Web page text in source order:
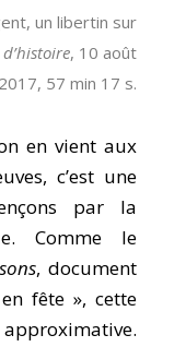
un libertin sur
, 10 août
2017, 57 min 17 s.
en vient aux
c’est une
par la
Comme le
, document
fête », cette